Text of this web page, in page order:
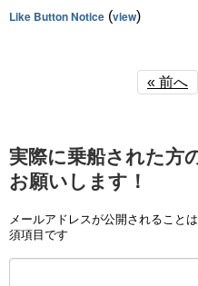
Like Button Notice (view)
« 前へ
実際に乗船された方
お願いします！
メールアドレスが公開されることは
須項目です